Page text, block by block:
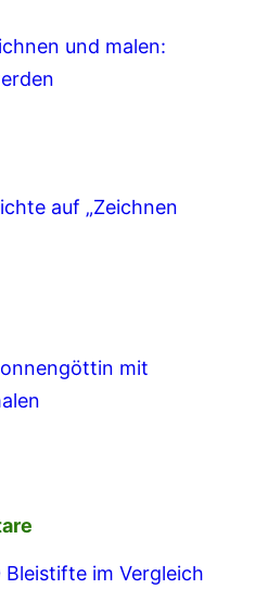
und malen:
auf „Zeichnen
mit
Bleistifte im Vergleich